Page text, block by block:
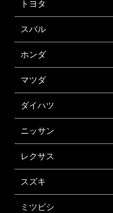
トヨタ
スバル
ホンダ
マツダ
ダイハツ
ニッサン
レクサス
スズキ
ミツビシ